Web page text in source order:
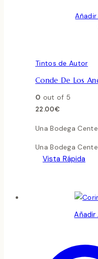
Tintos de Autor
Conde De Los
0 out of 5
22.00€
Una Bodega
Una Bodega
Vista Rápida
Añadir